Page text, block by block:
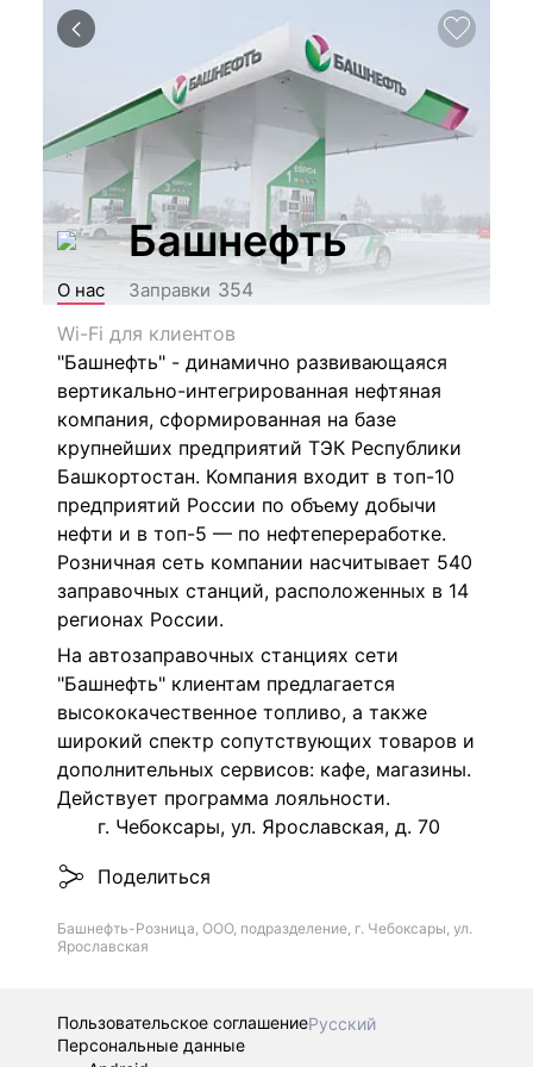
Башнефть
О нас Заправки 354
Wi-Fi для клиентов
"Башнефть" - динамично развивающаяся
вертикально-интегрированная нефтяная
компания, сформированная на базе
крупнейших предприятий ТЭК Республики
Башкортостан. Компания входит в топ-10
предприятий России по объему добычи
нефти и в топ-5 — по нефтепереработке.
Розничная сеть компании насчитывает 540
заправочных станций, расположенных в 14
регионах России.
На автозаправочных станциях сети
"Башнефть" клиентам предлагается
высококачественное топливо, а также
широкий спектр сопутствующих товаров и
дополнительных сервисов: кафе, магазины.
Действует программа лояльности.
г. Чебоксары, ул. Ярославская, д. 70
Поделиться
Башнефть-Розница, ООО, подразделение, г. Чебоксары, ул.
Ярославская
Пользовательское соглашениеРусский
Персональные данные